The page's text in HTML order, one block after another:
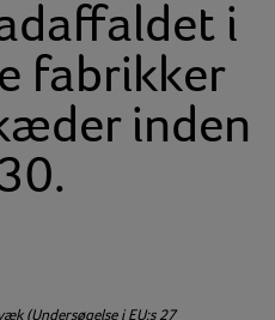
i
fabrikker
inden
(Undersøgelse i EU:s 27